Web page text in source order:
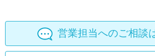
営業担当へのご相談